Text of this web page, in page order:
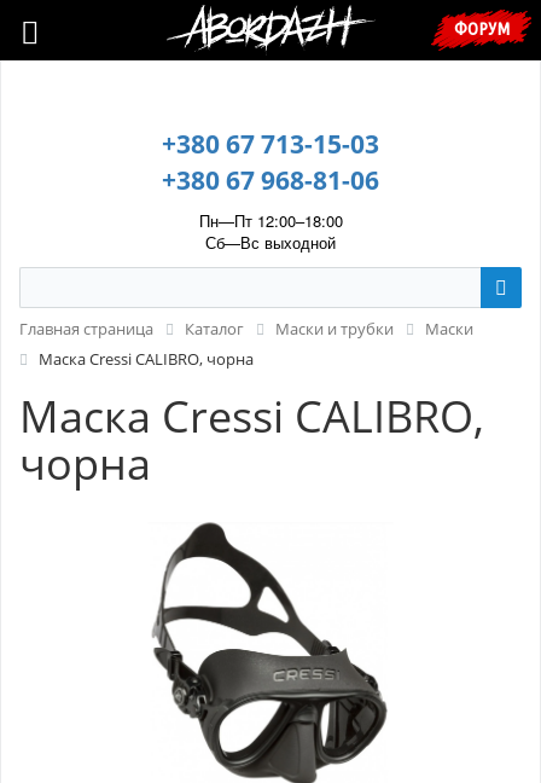
🇺🇦 У зв’язку з воєнним станом, прохання уточнювати ціну та
наявність у менеджера. 🇺🇦
+380 67 713-15-03
+380 67 968-81-06
Пн—Пт 12:00–18:00
Сб—Вс выходной
ФОРУМ
Главная страница Каталог Маски и трубки
Маски
Маска Cressi CALIBRO, чорна
Маска Cressi CALIBRO,
чорна